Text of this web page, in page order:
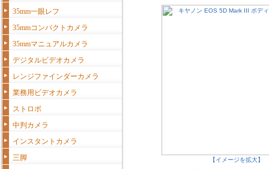
35mm一眼レフ
35mmコンパクトカメラ
35mmマニュアルカメラ
デジタルビデオカメラ
レンジファインダーカメラ
業務用ビデオカメラ
ストロボ
中判カメラ
インスタントカメラ
三脚
【イメージを拡大】